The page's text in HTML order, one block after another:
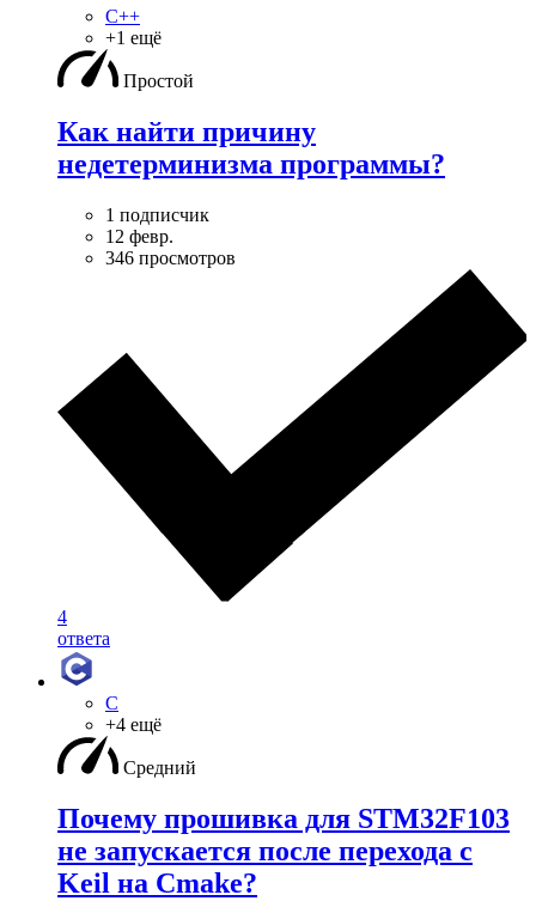
C++
+1 ещё
Простой
Как найти причину
недетерминизма программы?
1 подписчик
12 февр.
346 просмотров
4
ответа
C
+4 ещё
Средний
Почему прошивка для STM32F103
не запускается после перехода с
Keil на Cmake?